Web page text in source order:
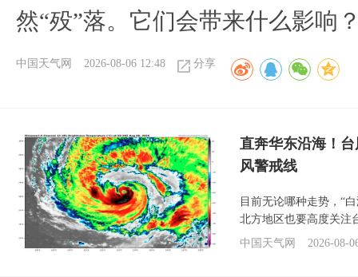
然“殁”落。它们会带来什么影响
中国天气网 2026-08-06 12:48 分享
直奔华东沿海！
风警戒线
目前无论哪种走势，“
北方地区也要高度关注
中国天气网
2026-08-